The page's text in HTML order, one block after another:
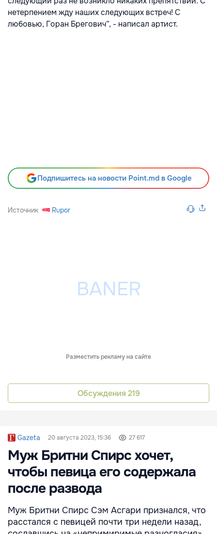
нетерпением жду наших следующих встреч! С
любовью, Горан Брегович”, - написал артист.
Подпишитесь на новости Point.md в Google
Источник Rupor
Разместить рекламу на сайте
Обсуждения 219
Gazeta 20 августа 2023, 15:36 27 617
Муж Бритни Спирс хочет,
чтобы певица его содержала
после развода
Муж Бритни Спирс Сэм Асгари признался, что
расстался с певицей почти три недели назад,